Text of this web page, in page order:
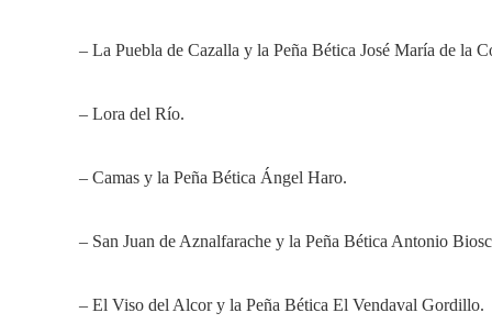
– La Puebla de Cazalla y la Peña Bética José María de la
– Lora del Río.
– Camas y la Peña Bética Ángel Haro.
– San Juan de Aznalfarache y la Peña Bética Antonio
– El Viso del Alcor y la Peña Bética El Vendaval Gordillo.